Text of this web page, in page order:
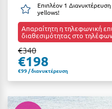
Επιπλέον 1
yellows!
Απαραίτητη η τηλεφωνική
διαθεσιμότητας στο
€340
€198
€99 / διανυκτέρευση